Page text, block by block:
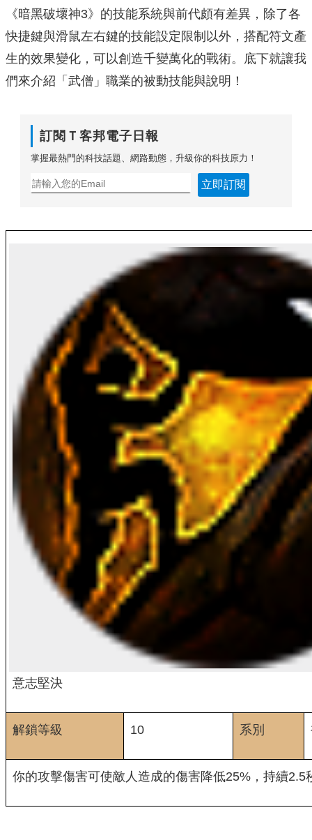
《暗黑破壞神3》的技能系統與前代頗有差異，除了各
快捷鍵與滑鼠左右鍵的技能設定限制以外，搭配符文產
生的效果變化，可以創造千變萬化的戰術。底下就讓我
們來介紹「武僧」職業的被動技能與說明！
訂閱Ｔ客邦電子日報
掌握最熱門的科技話題、網路動態，升級你的科技原力！
立即訂閱
意志堅決
解鎖等級 10 系別
你的攻擊傷害可使敵人造成的傷害降低25%，持續2.5